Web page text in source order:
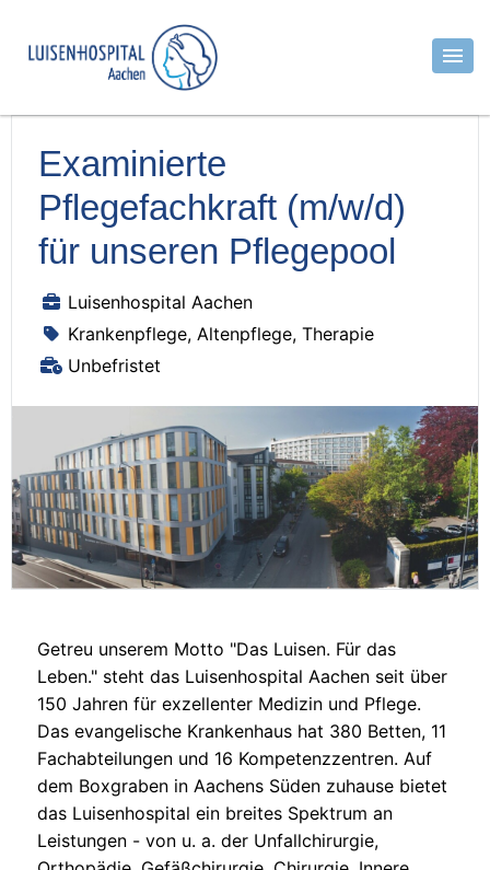
Examinierte
Pflegefachkraft (m/w/d)
für unseren Pflegepool
Luisenhospital Aachen
Krankenpflege, Altenpflege, Therapie
Unbefristet
Getreu unserem Motto "Das Luisen. Für das
Leben." steht das Luisenhospital Aachen seit über
150 Jahren für exzellenter Medizin und Pflege.
Das evangelische Krankenhaus hat 380 Betten, 11
Fachabteilungen und 16 Kompetenzzentren. Auf
dem Boxgraben in Aachens Süden zuhause bietet
das Luisenhospital ein breites Spektrum an
Leistungen - von u. a. der Unfallchirurgie,